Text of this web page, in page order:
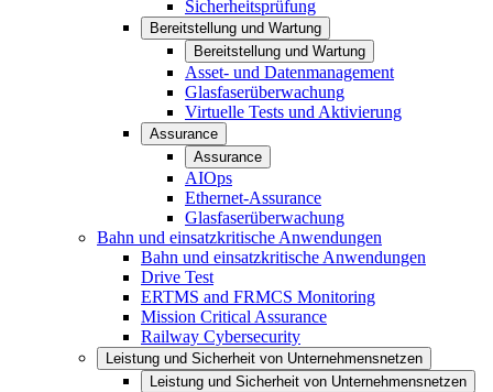
Sicherheitsprüfung
Bereitstellung und Wartung
Bereitstellung und Wartung
Asset- und Datenmanagement
Glasfaserüberwachung
Virtuelle Tests und Aktivierung
Assurance
Assurance
AIOps
Ethernet-Assurance
Glasfaserüberwachung
Bahn und einsatzkritische Anwendungen
Bahn und einsatzkritische Anwendungen
Drive Test
ERTMS and FRMCS Monitoring
Mission Critical Assurance
Railway Cybersecurity
Leistung und Sicherheit von Unternehmensnetzen
Leistung und Sicherheit von Unternehmensnetzen